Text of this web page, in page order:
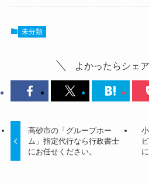
未分類
よかったらシェ
高砂市の「グループホー
ム」指定代行なら行政書士
にお任せください。